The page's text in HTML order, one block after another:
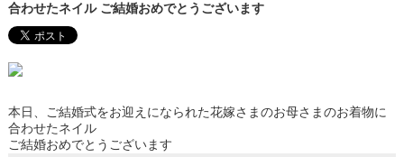
合わせたネイル ご結婚おめでとうございます
本日、ご結婚式をお迎えになられた花嫁さまのお母さまのお着物に
合わせたネイル
ご結婚おめでとうございます